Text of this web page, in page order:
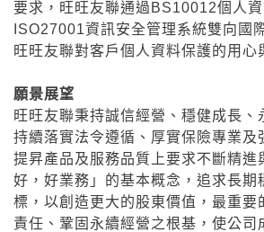
要求，旺旺友聯通過BS10012個人
ISO27001資訊安全管理系統雙向國
旺旺友聯對客戶個人資料保護的用心
願景展望
旺旺友聯秉持誠信經營、穩健成長、
持續落實法令遵循、厚實保險專業及
提昇產品及服務品質上要求不斷精進
好，好業務」的基本概念，追求長期
標，以創造更大的股東價值，最重要
責任、鞏固永續經營之根基，使公司